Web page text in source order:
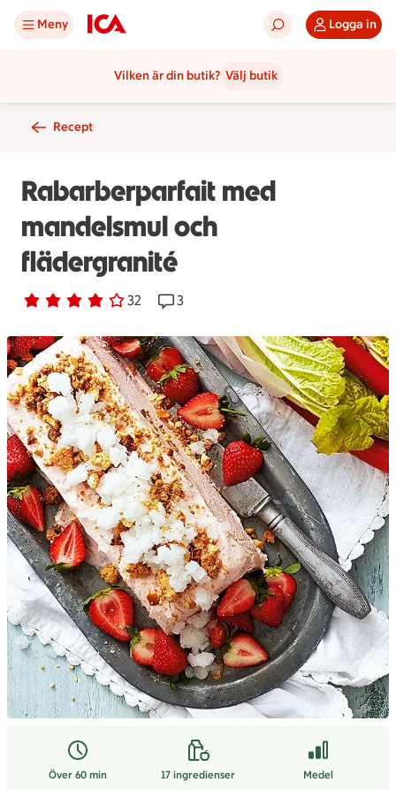
Meny Logga in
Vilken är din butik? Välj butik
Recept
Rabarberparfait med
mandelsmul och
flädergranité
Betyg 4 av 5. 32
32 personer har röstatReceptet har 3 kommentarer
3
Över 60 min 17 ingredienser Medel